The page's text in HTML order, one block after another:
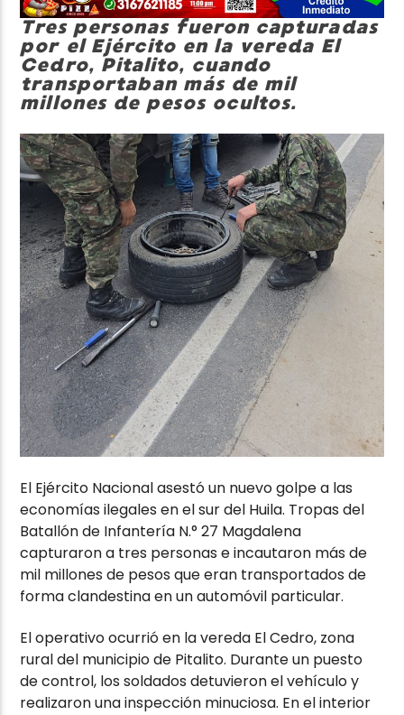
Tres personas fueron capturadas
por el Ejército en la vereda El
Cedro, Pitalito, cuando
transportaban más de mil
millones de pesos ocultos.
El Ejército Nacional asestó un nuevo golpe a las
economías ilegales en el sur del Huila. Tropas del
Batallón de Infantería N.° 27 Magdalena
capturaron a tres personas e incautaron más de
mil millones de pesos que eran transportados de
forma clandestina en un automóvil particular.
El operativo ocurrió en la vereda El Cedro, zona
rural del municipio de Pitalito. Durante un puesto
de control, los soldados detuvieron el vehículo y
realizaron una inspección minuciosa. En el interior